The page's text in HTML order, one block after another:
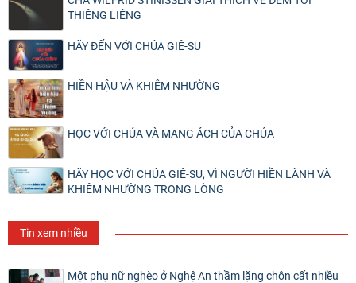
THIÊNG LIÊNG
HÃY ĐẾN VỚI CHÚA GIÊ-SU
HIỀN HẬU VÀ KHIÊM NHƯỜNG
HỌC VỚI CHÚA VÀ MANG ÁCH CỦA CHÚA
HÃY HỌC VỚI CHÚA GIÊ-SU, VÌ NGƯỜI HIỀN LÀNH VÀ
KHIÊM NHƯỜNG TRONG LÒNG
Tin xem nhiều
Một phụ nữ nghèo ở Nghệ An thầm lặng chôn cất nhiều